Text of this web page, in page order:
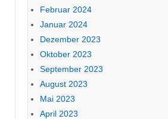
Februar 2024
Januar 2024
Dezember 2023
Oktober 2023
September 2023
August 2023
Mai 2023
April 2023